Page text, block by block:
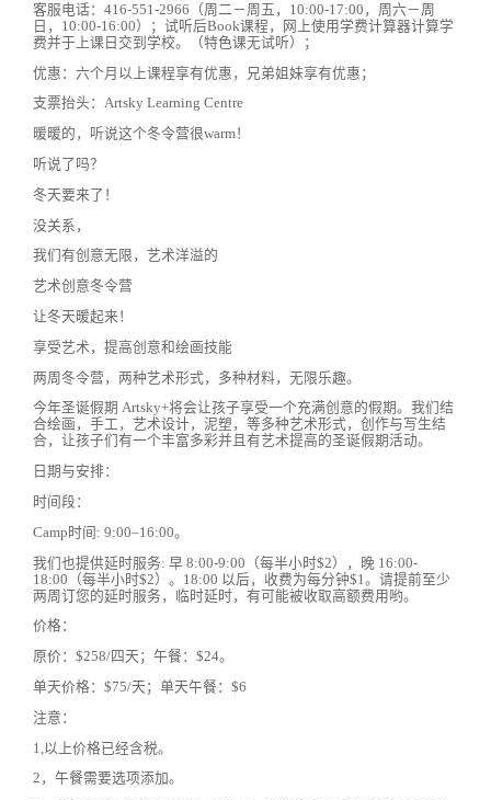
客服电话：416-551-2966（周二－周五，10:00-17:00，周六－周
日，10:00-16:00）；试听后Book课程，网上使用学费计算器计算学
费并于上课日交到学校。（特色课无试听）；
优惠：六个月以上课程享有优惠，兄弟姐妹享有优惠；
支票抬头：Artsky Learning Centre
暖暖的，听说这个冬令营很warm！
听说了吗？
冬天要来了！
没关系，
我们有创意无限，艺术洋溢的
艺术创意冬令营
让冬天暖起来！
享受艺术，提高创意和绘画技能
两周冬令营，两种艺术形式，多种材料，无限乐趣。
今年圣诞假期 Artsky+将会让孩子享受一个充满创意的假期。我们结
合绘画，手工，艺术设计，泥塑，等多种艺术形式，创作与写生结
合，让孩子们有一个丰富多彩并且有艺术提高的圣诞假期活动。
日期与安排：
时间段：
Camp时间: 9:00–16:00。
我们也提供延时服务: 早 8:00-9:00（每半小时$2），晚 16:00-
18:00（每半小时$2）。18:00 以后，收费为每分钟$1。请提前至少
两周订您的延时服务，临时延时，有可能被收取高额费用哟。
价格：
原价：$258/四天；午餐：$24。
单天价格：$75/天；单天午餐：$6
注意：
1,以上价格已经含税。
2，午餐需要选项添加。